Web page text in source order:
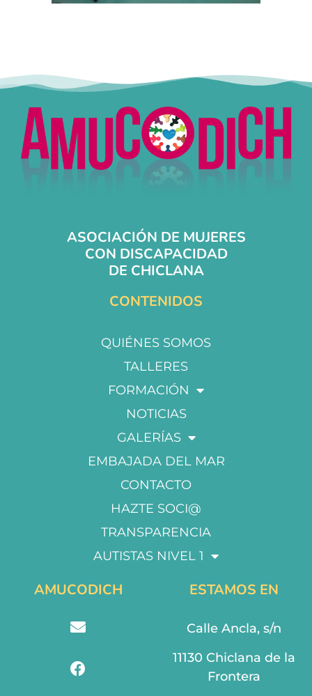
ASOCIACIÓN DE MUJERES
CON DISCAPACIDAD
DE CHICLANA
CONTENIDOS
QUIÉNES SOMOS
TALLERES
FORMACIÓN
NOTICIAS
GALERÍAS
EMBAJADA DEL MAR
CONTACTO
HAZTE SOCI@
TRANSPARENCIA
AUTISTAS NIVEL 1
AMUCODICH ESTAMOS EN
Calle Ancla, s/n
11130 Chiclana de la
Frontera